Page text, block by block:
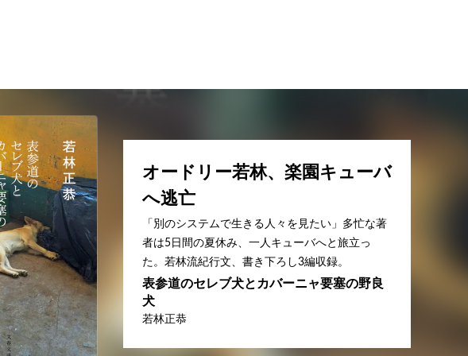
オードリー若林、楽園キューバ
へ逃亡
「別のシステムで生きる人々を見たい」多忙な著
者は5日間の夏休み、一人キューバへと旅立っ
た。若林流紀行文、書き下ろし3編収録。
表参道のセレブ犬とカバーニャ要塞の野良
犬
若林正恭